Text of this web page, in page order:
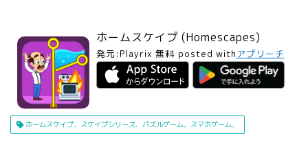
ホームスケイプ (Homescapes)
発元: Playrix 無料 posted with アプリーチ
ホームスケイプ、スケイプシリーズ、パズルゲーム、スマホゲーム、